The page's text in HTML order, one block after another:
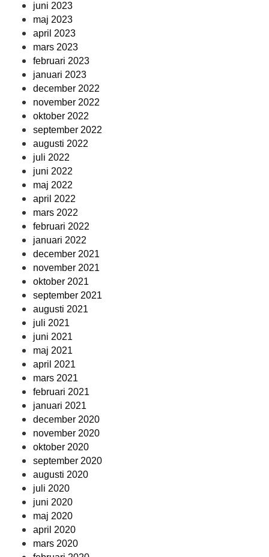
juni 2023
maj 2023
april 2023
mars 2023
februari 2023
januari 2023
december 2022
november 2022
oktober 2022
september 2022
augusti 2022
juli 2022
juni 2022
maj 2022
april 2022
mars 2022
februari 2022
januari 2022
december 2021
november 2021
oktober 2021
september 2021
augusti 2021
juli 2021
juni 2021
maj 2021
april 2021
mars 2021
februari 2021
januari 2021
december 2020
november 2020
oktober 2020
september 2020
augusti 2020
juli 2020
juni 2020
maj 2020
april 2020
mars 2020